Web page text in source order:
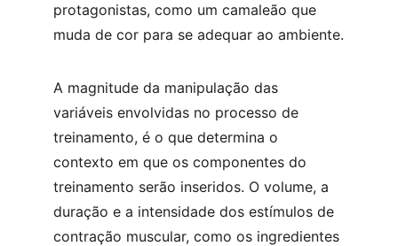
protagonistas, como um camaleão que
muda de cor para se adequar ao ambiente.
A magnitude da manipulação das
variáveis envolvidas no processo de
treinamento, é o que determina o
contexto em que os componentes do
treinamento serão inseridos. O volume, a
duração e a intensidade dos estímulos de
contração muscular, como os ingredientes